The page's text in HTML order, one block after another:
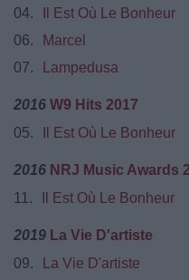
04.
Il Est Où Le Bonheur
06.
Marcel
07.
Lampedusa
2016 W9 Hits 2017
05.
Il Est Où Le Bonheur
2016 NRJ Music Awards
11.
Il Est Où Le Bonheur
2019 La Vie D'artiste
09.
La Vie D'artiste